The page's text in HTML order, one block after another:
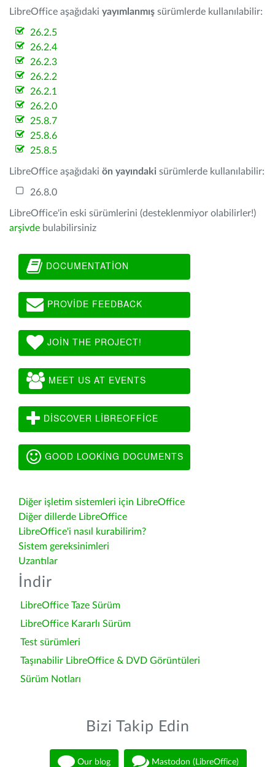
LibreOffice aşağıdaki yayımlanmış sürümlerde kullanılabilir:
26.2.5
26.2.4
26.2.3
26.2.2
26.2.1
26.2.0
25.8.7
25.8.6
25.8.5
LibreOffice aşağıdaki ön yayındaki sürümlerde kullanılabilir:
26.8.0
LibreOffice'in eski sürümlerini (desteklenmiyor olabilirler!)
arşivde bulabilirsiniz
DOCUMENTATION
PROVIDE FEEDBACK
JOIN THE PROJECT!
MEET US AT EVENTS
DISCOVER LIBREOFFICE
GOOD LOOKING DOCUMENTS
Diğer işletim sistemleri için LibreOffice
Diğer dillerde LibreOffice
LibreOffice'i nasıl kurabilirim?
Sistem gereksinimleri
Uzantılar
İndir
LibreOffice Taze Sürüm
LibreOffice Kararlı Sürüm
Test sürümleri
Taşınabilir LibreOffice & DVD Görüntüleri
Sürüm Notları
Bizi Takip Edin
Our blog Mastodon (LibreOffice)